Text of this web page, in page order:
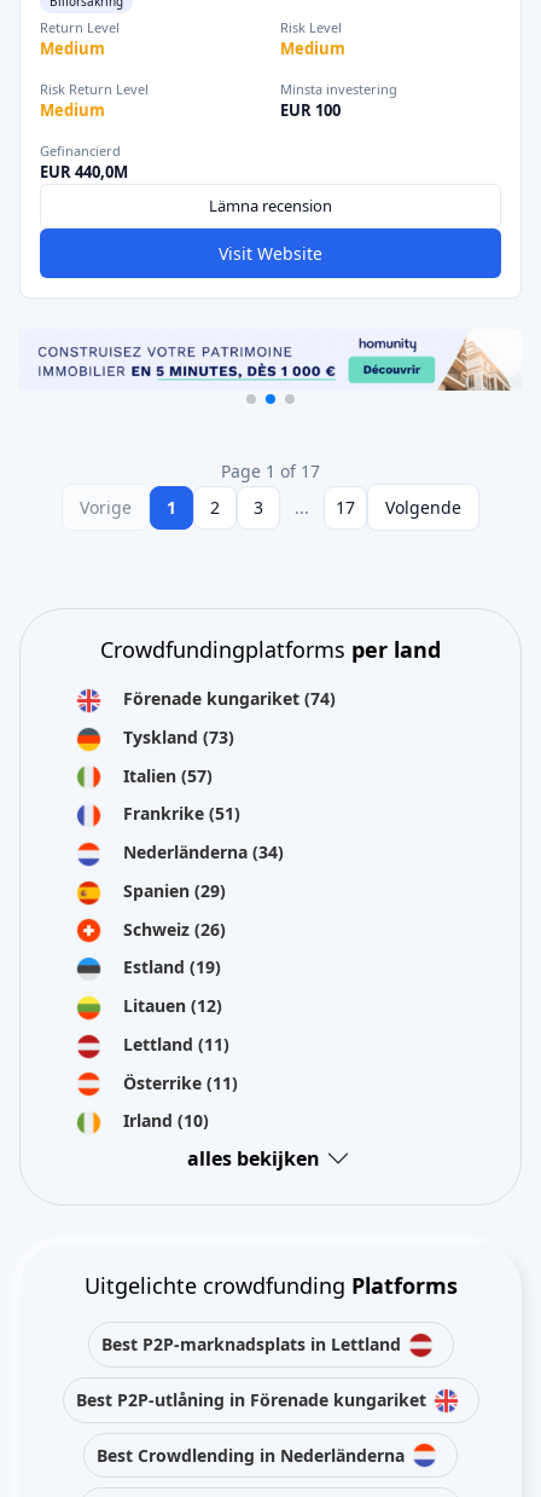
Return Level
Medium
Risk Level
Medium
Risk Return Level
Medium
Minsta investering
EUR 100
Gefinancierd
EUR 440,0M
Lämna recension
Visit Website
Page 1 of 17
Vorige
1 2 3 ... 17 Volgende
Crowdfundingplatforms per land
Förenade kungariket (74)
Tyskland (73)
Italien (57)
Frankrike (51)
Nederländerna (34)
Spanien (29)
Schweiz (26)
Estland (19)
Litauen (12)
Lettland (11)
Österrike (11)
Irland (10)
alles bekijken
Uitgelichte crowdfunding Platforms
Best P2P-marknadsplats in Lettland
Best P2P-utlåning in Förenade kungariket
Best Crowdlending in Nederländerna